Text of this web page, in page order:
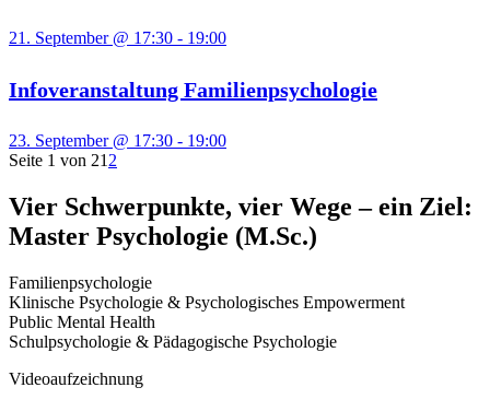
21. September @ 17:30 - 19:00
Infoveranstaltung Familienpsychologie
23. September @ 17:30 - 19:00
Seite 1 von 21 2
Vier Schwerpunkte, vier Wege – ein Ziel:
Master Psychologie (M.Sc.)
Familienpsychologie
Klinische Psychologie & Psychologisches Empowerment
Public Mental Health
Schulpsychologie & Pädagogische Psychologie
Videoaufzeichnung